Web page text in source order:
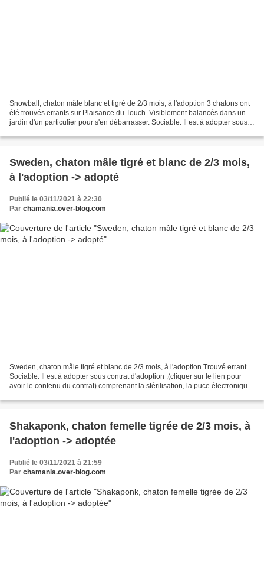
Snowball, chaton mâle blanc et tigré de 2/3 mois, à l'adoption 3 chatons ont
été trouvés errants sur Plaisance du Touch. Visiblement balancés dans un
jardin d'un particulier pour s'en débarrasser. Sociable. Il est à adopter sous
Sweden, chaton mâle tigré et blanc de 2/3 mois,
à l'adoption -> adopté
Publié le 03/11/2021 à 22:30
Par chamania.over-blog.com
Sweden, chaton mâle tigré et blanc de 2/3 mois, à l'adoption Trouvé errant.
Sociable. Il est à adopter sous contrat d'adoption ,(cliquer sur le lien pour
avoir le contenu du contrat) comprenant la stérilisation, la puce électronique,
Shakaponk, chaton femelle tigrée de 2/3 mois, à
l'adoption -> adoptée
Publié le 03/11/2021 à 21:59
Par chamania.over-blog.com